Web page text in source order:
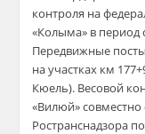
контроля на
«Колыма» в период
Передвижные
на участках км
Кюель). Весовой
«Вилюй»
Ространснадзора